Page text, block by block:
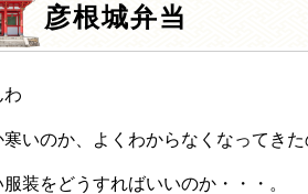
彦根城弁当
わ
いのか、よくわからなくなってき
装をどうすればいいのか・・・。